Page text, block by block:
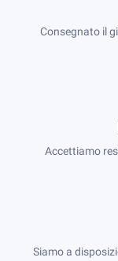
Consegnato il
Accettiamo
Siamo a